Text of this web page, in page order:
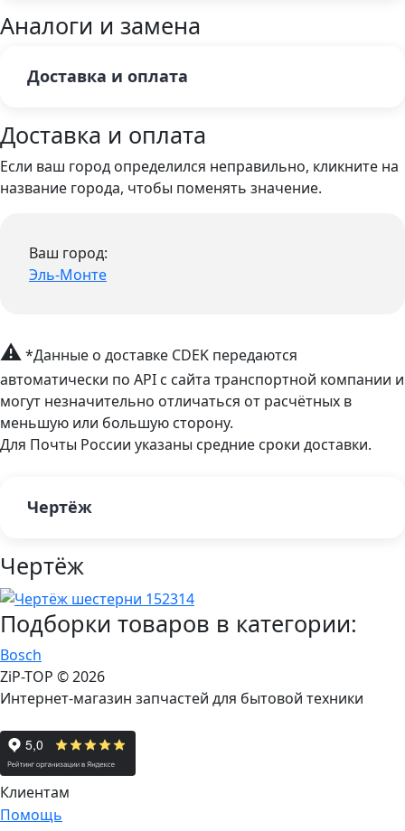
Аналоги и замена
Доставка и оплата
Доставка и оплата
Если ваш город определился неправильно, кликните на
название города, чтобы поменять значение.
Ваш город:
Эль-Монте
⚠*Данные о доставке CDEK передаются
автоматически по API с сайта транспортной компании и
могут незначительно отличаться от расчётных в
меньшую или большую сторону.
Для Почты России указаны средние сроки доставки.
Чертёж
Чертёж
Подборки товаров в категории:
Bosch
ZiP-TOP © 2026
Интернет-магазин запчастей для бытовой техники
Клиентам
Помощь